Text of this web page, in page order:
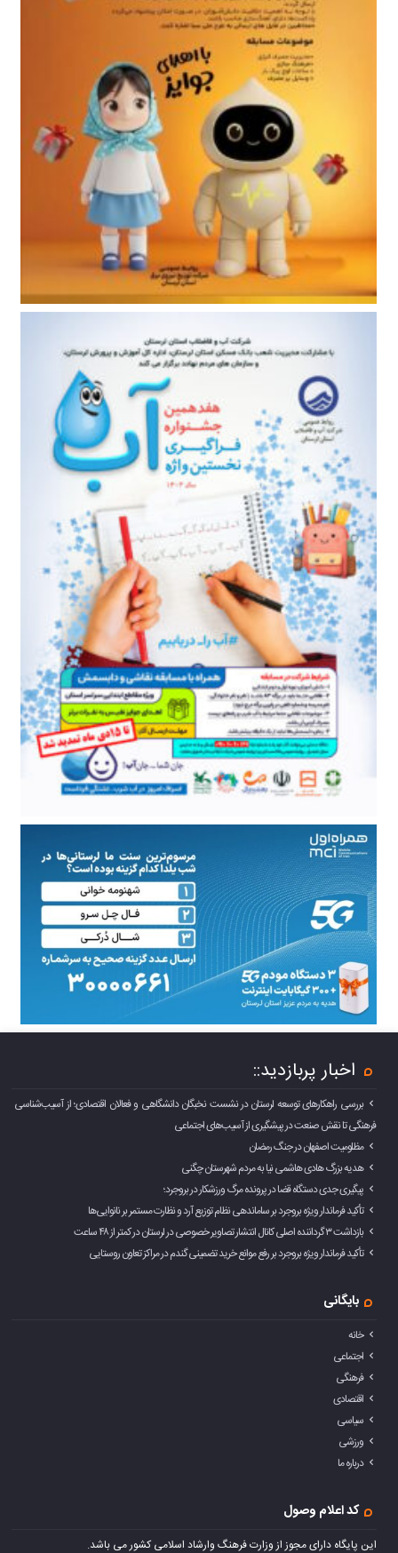
اخبار پربازدید::
بررسی راهکارهای توسعه لرستان در نشست نخبگان دانشگاهی و فعالان اقتصادی؛ از آسیب‌شناسی
فرهنگی تا نقش صنعت در پیشگیری از آسیب‌های اجتماعی
مظلومیت اصفهان در جنگ رمضان
هدیه بزرگ هادی هاشمی نیا به مردم شهرستان چگنی
پیگیری جدی دستگاه قضا در پرونده مرگ ورزشکار در بروجرد؛
تأکید فرماندار ویژه بروجرد بر ساماندهی نظام توزیع آرد و نظارت مستمر بر نانوایی‌ها
بازداشت ۳ گرداننده اصلی کانال انتشار تصاویر خصوصی در لرستان در کمتر از ۴۸ ساعت
تأکید فرماندار ویژه بروجرد بر رفع موانع خرید تضمینی گندم در مراکز تعاون روستایی
بایگانی
خانه
اجتماعی
فرهنگی
اقتصادی
سیاسی
ورزشی
درباره ما
کد اعلام وصول
این پایگاه دارای مجوز از وزارت فرهنگ وارشاد اسلامی کشور می باشد.